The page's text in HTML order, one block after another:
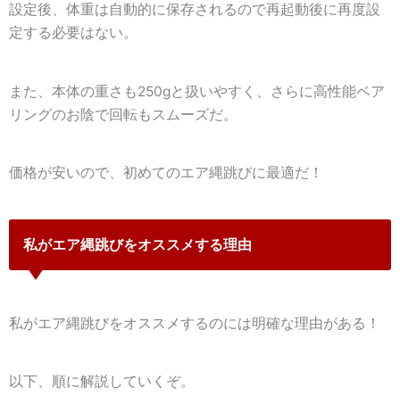
設定後、体重は自動的に保存されるので再起動後に再度設
定する必要はない。
また、本体の重さも250gと扱いやすく、さらに高性能ベア
リングのお陰で回転もスムーズだ。
価格が安いので、初めてのエア縄跳びに最適だ！
私がエア縄跳びをオススメする理由
私がエア縄跳びをオススメするのには明確な理由がある！
以下、順に解説していくぞ。